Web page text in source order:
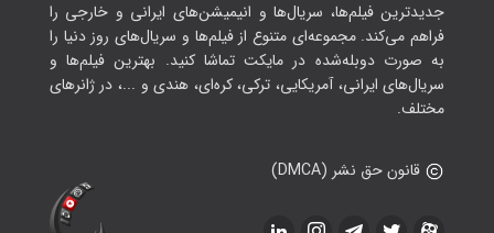
جدیدترین فیلم‌ها، سریال‌ها و انیمیشن‌های ایرانی و خارجی را
فراهم می‌کند. مجموعه‌ای متنوع از فیلم‌ها و سریال‌های روز دنیا را
به صورت دوبله‌شده در مایکت تماشا کنید. بهترین فیلم‌ها و
سریال‌های ایرانی، آمریکایی، ترکی، کره‌ای، هندی و ...، در ژانرهای
مختلف.
قانون حق نشر (DMCA)